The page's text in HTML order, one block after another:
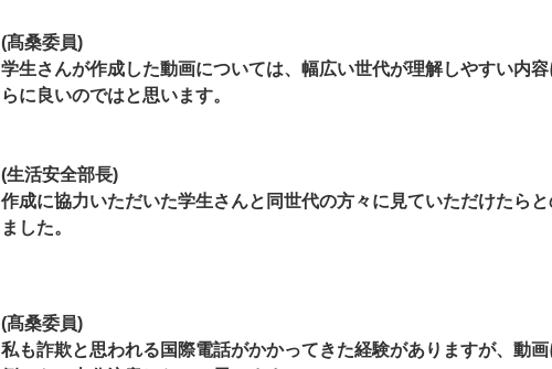
(髙桑委員)
学生さんが作成した動画については、幅広い世代が理解しやすい内容
らに良いのではと思います。
(生活安全部長)
作成に協力いただいた学生さんと同世代の方々に見ていただけたらと
ました。
(髙桑委員)
私も詐欺と思われる国際電話がかかってきた経験がありますが、 動